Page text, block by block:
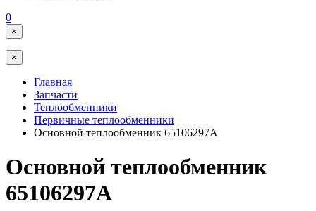
0
×
×
Главная
Запчасти
Теплообменники
Первичные теплообменники
Основной теплообменник 65106297А
Основной теплообменник
65106297А